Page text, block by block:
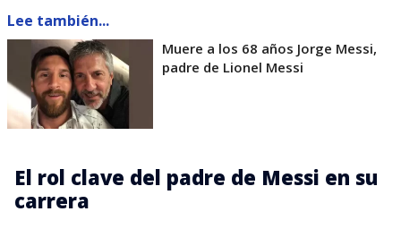
Lee también...
Muere a los 68 años Jorge Messi,
padre de Lionel Messi
El rol clave del padre de Messi en su
carrera